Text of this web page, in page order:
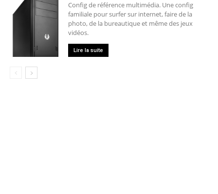
Config de référence multimédia. Une config
familiale pour surfer sur internet, faire de la
photo, de la bureautique et même des jeux
vidéos.
Lire la suite